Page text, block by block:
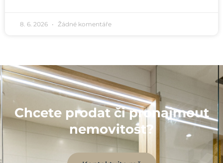
8. 6. 2026 Žádné komentáře
Chcete prodat či pronajmout
nemovitost?